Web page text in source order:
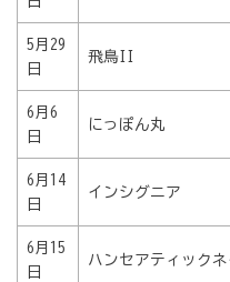
5月29
日
飛鳥II
6月6
日
にっぽん丸
6月14
日
インシグニア
6月15
日
ハンセアティック